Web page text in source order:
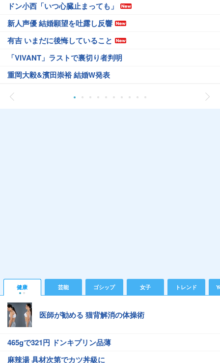
ドン小西「いつ心臓止まっても」
新人声優 結婚願望を吐露し反響
有吉 いまだに後悔していること
「VIVANT」ラストで裏切り者判明
重岡大毅&濱田崇裕 結婚W発表
健康 芸能 ゴシップ 女子 トレンド
医師が勧める 猫背解消の体操術
465gで321円 ドンキプリン品薄
麻辣湯 具材次第でカツ丼級に